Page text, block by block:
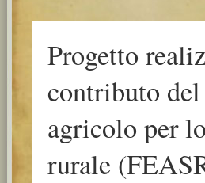
Progetto
contributo
agricolo per
rurale